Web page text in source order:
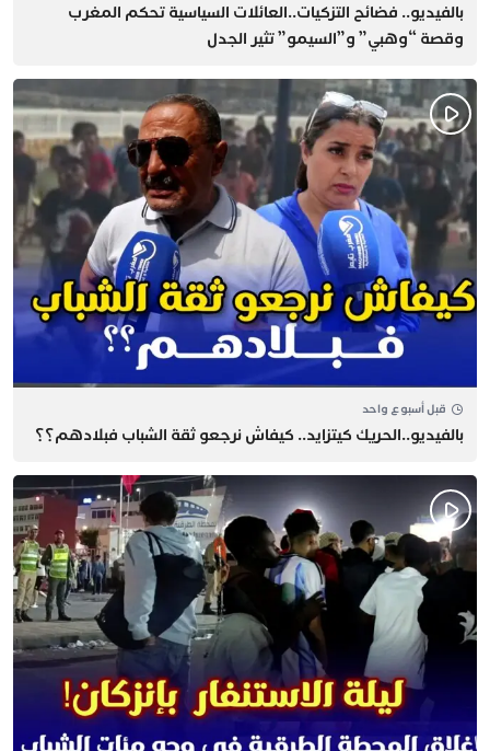
بالفيديو.. فضائح التزكيات..العائلات السياسية تحكم المغرب
وقصة “وهبي” و”السيمو” تثير الجدل
قبل أسبوع واحد
بالفيديو..الحريك كيتزايد.. كيفاش نرجعو ثقة الشباب فبلادهم؟؟